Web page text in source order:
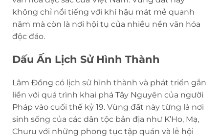
không chỉ nổi tiếng với khí hậu mát mẻ quanh
năm mà còn là nơi hội tụ của nhiều nền văn hóa
độc đáo.
Dấu Ấn Lịch Sử Hình Thành
Lâm Đồng có lịch sử hình thành và phát triển gắn
liền với quá trình khai phá Tây Nguyên của người
Pháp vào cuối thế kỷ 19. Vùng đất này từng là nơi
sinh sống của các dân tộc bản địa như K’Ho, Mạ,
Churu với những phong tục tập quán và lễ hội